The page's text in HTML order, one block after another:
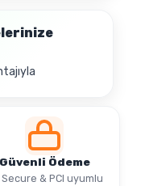
Güvenli Ödeme
& PCI uyumlu